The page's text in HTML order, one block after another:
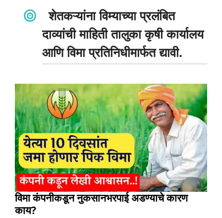
शेतकऱ्यांना विम्याच्या प्रलंबित
दाव्यांची माहिती तालुका कृषी कार्यालय
आणि विमा प्रतिनिधीमार्फत द्यावी.
विमा कंपनीकडून नुकसानभरपाई अडण्याचे कारण
काय?